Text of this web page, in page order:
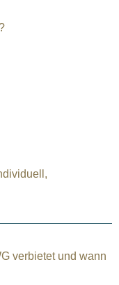
verbietet und wann